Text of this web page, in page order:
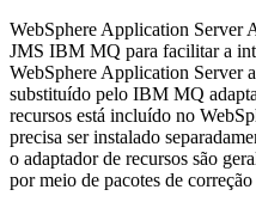
WebSphere Application Server
JMS IBM MQ para facilitar a
WebSphere Application Servera
substituído pelo IBM MQ
recursos está incluído no
precisa ser instalado
o adaptador de recursos são
por meio de pacotes de correção